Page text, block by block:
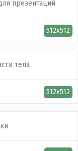
512x512
512x512